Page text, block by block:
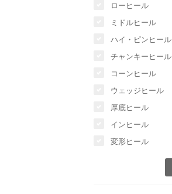
ローヒール
ミドルヒール
ハイ・ピンヒール
チャンキーヒール
コーンヒール
ウェッジヒール
厚底ヒール
インヒール
変形ヒール